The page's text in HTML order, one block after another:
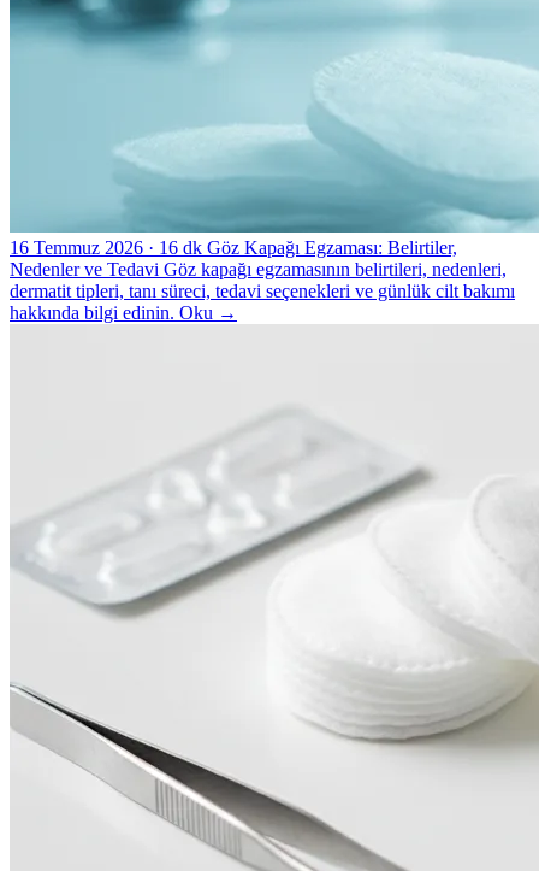
16 Temmuz 2026 · 16 dk Göz Kapağı Egzaması: Belirtiler,
Nedenler ve Tedavi Göz kapağı egzamasının belirtileri, nedenleri,
dermatit tipleri, tanı süreci, tedavi seçenekleri ve günlük cilt bakımı
hakkında bilgi edinin. Oku →